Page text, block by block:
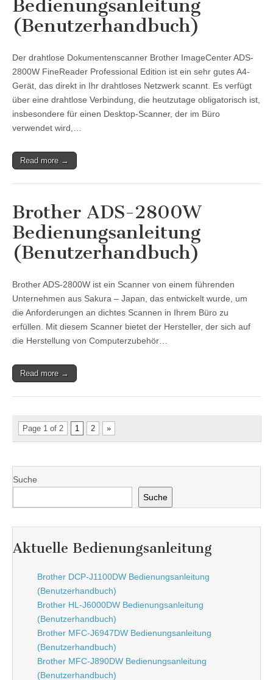
Bedienungsanleitung
(Benutzerhandbuch)
Der drahtlose Dokumentenscanner Brother ImageCenter ADS-
2800W FineReader Professional Edition ist ein sehr gutes A4-
Gerät, das direkt in Ihr drahtloses Netzwerk scannt. Es verfügt
über eine drahtlose Verbindung, die heutzutage obligatorisch ist,
insbesondere für einen Desktop-Scanner, der im Büro
verwendet wird,…
Read more →
Brother ADS-2800W
Bedienungsanleitung
(Benutzerhandbuch)
Brother ADS-2800W ist ein Scanner von einem führenden
Unternehmen aus Sakura – Japan, das entwickelt wurde, um
die Anforderungen an dichtes Scannen in Ihrem Büro zu
erfüllen. Mit diesem Scanner bietet der Hersteller, der sich auf
die Herstellung von Computerzubehör…
Read more →
Page 1 of 2 1 2 »
Suche
Suche
Aktuelle Bedienungsanleitung
Brother DCP-J1100DW Bedienungsanleitung
(Benutzerhandbuch)
Brother HL-J6000DW Bedienungsanleitung
(Benutzerhandbuch)
Brother MFC-J6947DW Bedienungsanleitung
(Benutzerhandbuch)
Brother MFC-J890DW Bedienungsanleitung
(Benutzerhandbuch)